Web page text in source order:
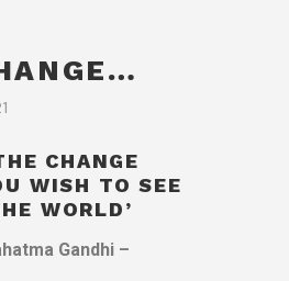
CHANGE
WISH TO SEE
WORLD’
Gandhi –